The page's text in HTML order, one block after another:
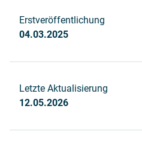
Erstveröffentlichung
04.03.2025
Letzte Aktualisierung
12.05.2026